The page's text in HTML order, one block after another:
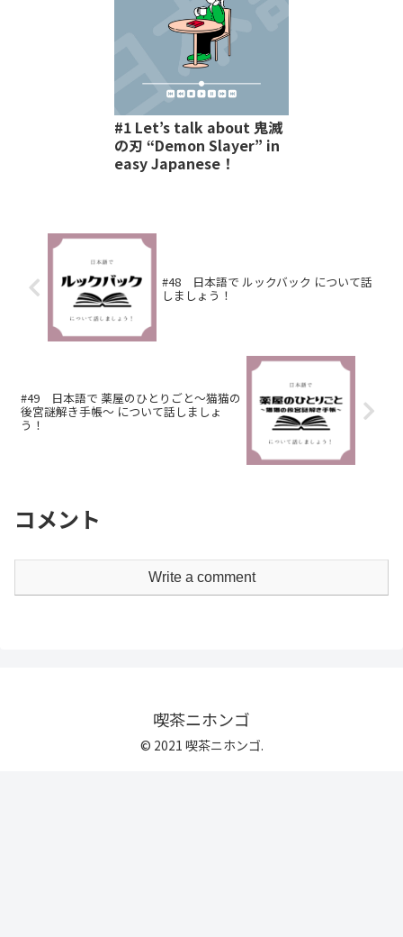
#1 Let’s talk about 鬼滅
の刃 “Demon Slayer” in
easy Japanese！
#48 日本語で ルックバック について話
しましょう！
#49 日本語で 薬屋のひとりごと〜猫猫の
後宮謎解き手帳〜 について話しましょ
う！
コメント
Write a comment
喫茶ニホンゴ
© 2021 喫茶ニホンゴ.